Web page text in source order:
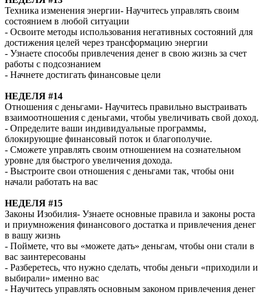
Техника изменения энергии- Научитесь управлять своим
состоянием в любой ситуации
- Освоите методы использования негативных состояний для
достижения целей через трансформацию энергии
- Узнаете способы привлечения денег в свою жизнь за счет
работы с подсознанием
- Начнете достигать финансовые цели
НЕДEЛЯ #14
Отношения с деньгами- Научитесь правильно выстраивать
взаимоотношения с деньгами, чтобы увеличивать свой доход.
- Определите ваши индивидуальные программы,
блокирующие финансовый поток и благополучие.
- Сможете управлять своим отношением на сознательном
уровне для быстрого увеличения дохода.
- Выстроите свои отношения с деньгами так, чтобы они
начали работать на вас
НЕДEЛЯ #15
Законы Изобилия- Узнаете основные правила и законы роста
и приумножения финансового достатка и привлечения денег
в вашу жизнь
- Поймете, что вы «можете дать» деньгам, чтобы они стали в
вас заинтересованы
- Разберетесь, что нужно сделать, чтобы деньги «приходили и
выбирали» именно вас
- Научитесь управлять основным законом привлечения денег